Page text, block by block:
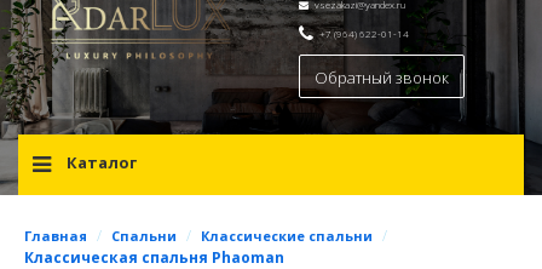
vsezakazi@yandex.ru
+7 (964) 622-01-14
Обратный звонок
Каталог
Главная / Спальни / Классические спальни /
Классическая спальня Phaoman